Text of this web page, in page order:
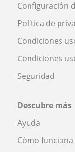
Configuración
Política de
Condiciones
Condiciones
Seguridad
Descubre más
Ayuda
Cómo funciona